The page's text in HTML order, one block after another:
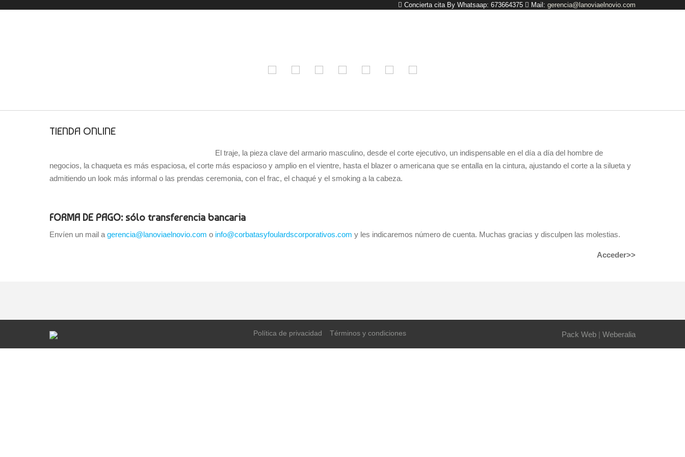
Concierta cita By Whatsaap: 673664375 Mail: gerencia@lanoviaelnovio.com
TIENDA ONLINE
El traje, la pieza clave del armario masculino, desde el corte ejecutivo, un indispensable en el día a día del hombre de
negocios, la chaqueta es más espaciosa, el corte más espacioso y amplio en el vientre, hasta el blazer o americana que se entalla en la cintura, ajustando el corte a la silueta y
admitiendo un look más informal o las prendas ceremonia, con el frac, el chaqué y el smoking a la cabeza.
FORMA DE PAGO: sólo transferencia bancaria
Envíen un mail a gerencia@lanoviaelnovio.com o info@corbatasyfoulardscorporativos.com y les indicaremos número de cuenta. Muchas gracias y disculpen las molestias.
Acceder>>
Política de privacidad Términos y condiciones Pack Web | Weberalia